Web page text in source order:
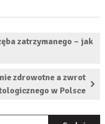
zatrzymanego – jak
zdrowotne a zwrot
w Polsce